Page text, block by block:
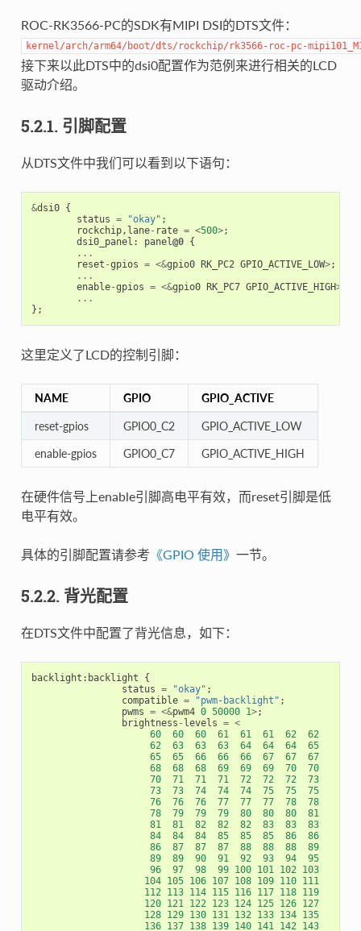
ROC-RK3566-PC的SDK有MIPI DSI的DTS文件：
kernel/arch/arm64/boot/dts/rockchip/rk3566-roc-pc-
接下来以此DTS中的dsi0配置作为范例来进行相关的LCD
驱动介绍。
5.2.1. 引脚配置
从DTS文件中我们可以看到以下语句：
&dsi0 {
status = "okay" ;
rockchip, lane- rate = <500>;
dsi0_panel : panel@0 {
...
reset -gpios = <&gpio0 RK_PC2 GPIO_ACTIVE_LOW>;
...
enable-gpios = <&gpio0 RK_PC7 GPIO_ACTIVE_HIGH>
...
};
这里定义了LCD的控制引脚：
NAME GPIO GPIO_ACTIVE
reset-gpios GPIO0_C2
GPIO_ACTIVE_LOW
enable-gpios
GPIO0_C7 GPIO_ACTIVE_HIGH
在硬件信号上enable引脚高电平有效，而reset引脚是低
电平有效。
具体的引脚配置请参考 《GPIO 使用》 一节。
5.2.2. 背光配置
在DTS文件中配置了背光信息，如下：
backlight : backlight
{
status = "okay" ;
compatible = "pwm-backlight" ;
pwms = <&pwm4 0 50000 1>;
brightness - levels = <
60
60 60 61 61 61 62
62
62
63 63 63 64 64 64
65
65
65 66 66 66 67 67
67
68
68 68 69 69 69 70
70
70
71 71 71 72 72 72
73
73
73 74 74 74 75 75
75
76
76 76 77 77 77 78
78
78
79 79 79 80 80 80
81
81
81 82 82 82 83 83
83
84
84 84 85 85 85 86
86
86
87 87 87 88 88 88
89
89
89 90 91 92 93 94
95
96
97 98 99 100 101 102 103
104 105 106 107 108 109 110 111
112 113 114 115 116 117 118 119
120 121 122 123 124 125 126 127
128 129 130 131 132 133 134 135
136 137 138 139 140 141 142 143